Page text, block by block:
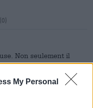
My Personal
(0)
Non seulement il
mais il nous
des histoires.
pleine d’histoires